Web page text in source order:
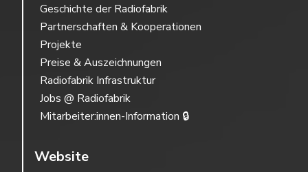
Geschichte der Radiofabrik
Partnerschaften & Kooperationen
Projekte
Preise & Auszeichnungen
Radiofabrik Infrastruktur
Jobs @ Radiofabrik
Mitarbeiter:innen-Information 🔒
Website